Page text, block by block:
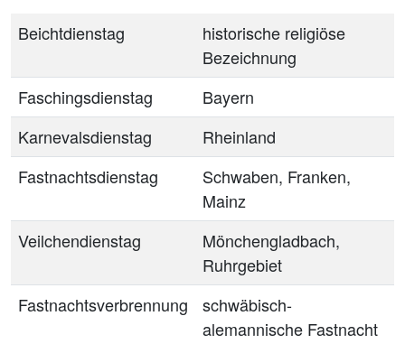
Beichtdienstag
historische religiöse
Bezeichnung
Faschingsdienstag
Bayern
Karnevalsdienstag
Rheinland
Fastnachtsdienstag
Schwaben, Franken,
Mainz
Veilchendienstag
Mönchengladbach,
Ruhrgebiet
Fastnachtsverbrennung
schwäbisch-
alemannische Fastnacht